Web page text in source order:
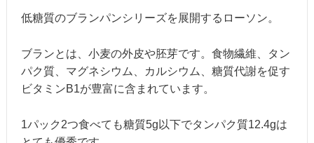
低糖質のブランパンシリーズを展開するローソン。
ブランとは、小麦の外皮や胚芽です。食物繊維、タン
パク質、マグネシウム、カルシウム、糖質代謝を促す
ビタミンB1が豊富に含まれています。
1パック2つ食べても糖質5g以下でタンパク質12.4gは